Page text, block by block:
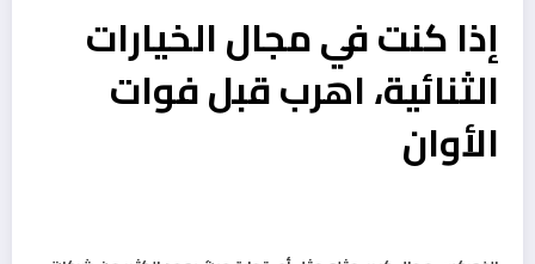
إذا كنت في مجال الخيارات
الثنائية، اهرب قبل فوات
الأوان